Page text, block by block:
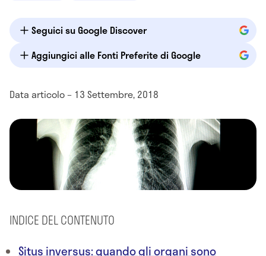
Seguici su Google Discover
Aggiungici alle Fonti Preferite di Google
Data articolo – 13 Settembre, 2018
INDICE DEL CONTENUTO
Situs inversus: quando gli organi sono